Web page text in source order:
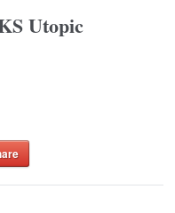
Utopic